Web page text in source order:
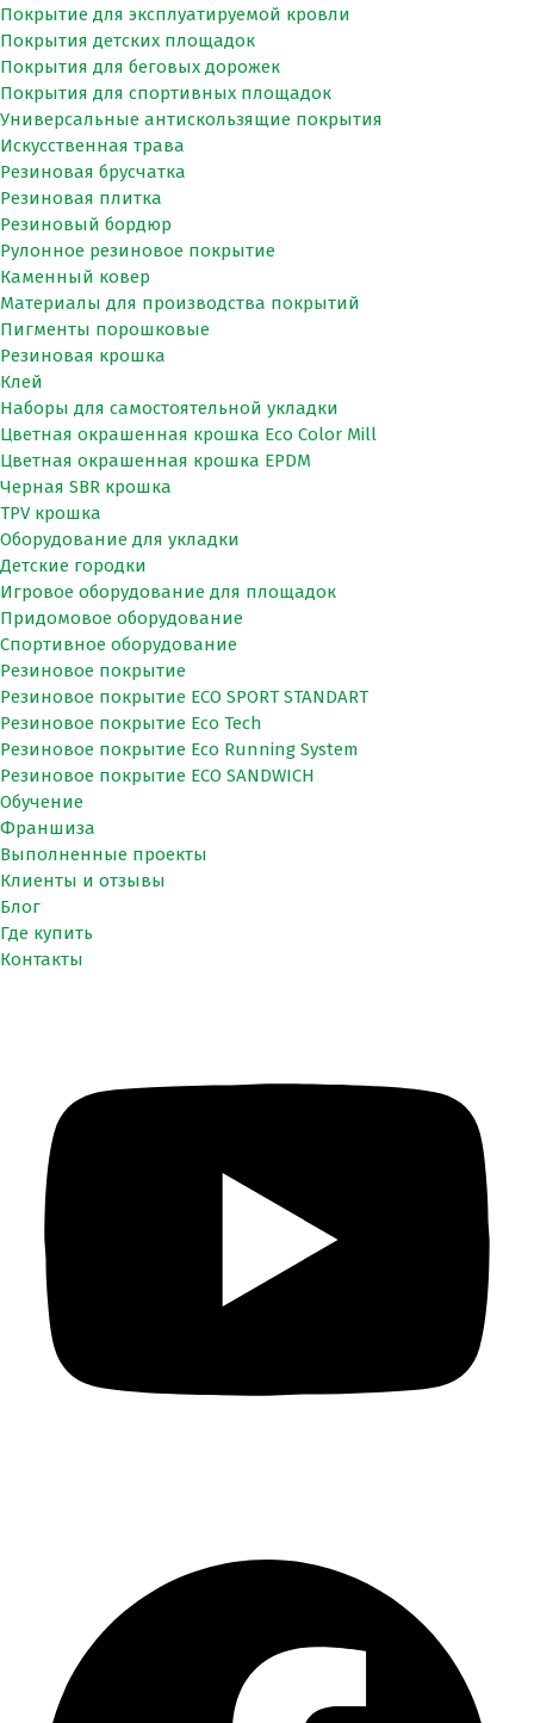
Покрытие для эксплуатируемой кровли
Покрытия детских площадок
Покрытия для беговых дорожек
Покрытия для спортивных площадок
Универсальные антискользящие покрытия
Искусственная трава
Резиновая брусчатка
Резиновая плитка
Резиновый бордюр
Рулонное резиновое покрытие
Каменный ковер
Материалы для производства покрытий
Пигменты порошковые
Резиновая крошка
Клей
Наборы для самостоятельной укладки
Цветная окрашенная крошка Eco Color Mill
Цветная окрашенная крошка EPDM
Черная SBR крошка
TPV крошка
Оборудование для укладки
Детские городки
Игровое оборудование для площадок
Придомовое оборудование
Спортивное оборудование
Резиновое покрытие
Резиновое покрытие ECO SPORT STANDART
Резиновое покрытие Eco Tech
Резиновое покрытие Eco Running System
Резиновое покрытие ECO SANDWICH
Обучение
Франшиза
Выполненные проекты
Клиенты и отзывы
Блог
Где купить
Контакты